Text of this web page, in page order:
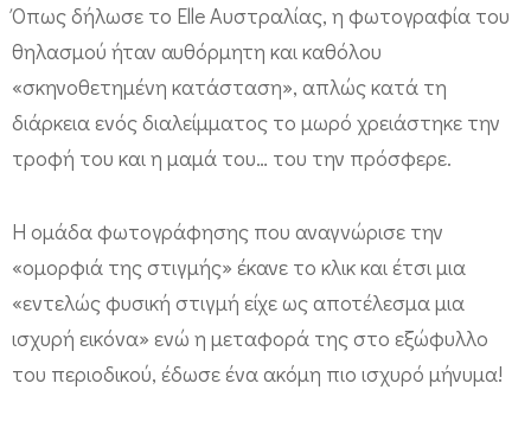
τ
ο
υ
l
e
Α
υ
σ
Όπως δήλωσε το Elle Αυστραλίας, η φωτογραφία του
θηλασμού ήταν αυθόρμητη και καθόλου
«σκηνοθετημένη κατάσταση», απλώς κατά τη
διάρκεια ενός διαλείμματος το μωρό χρειάστηκε την
τροφή του και η μαμά του… του την πρόσφερε.
Η ομάδα φωτογράφησης που αναγνώρισε την
«ομορφιά της στιγμής» έκανε το κλικ και έτσι μια
«εντελώς φυσική στιγμή είχε ως αποτέλεσμα μια
ισχυρή εικόνα» ενώ η μεταφορά της στο εξώφυλλο
του περιοδικού, έδωσε ένα ακόμη πιο ισχυρό μήνυμα!